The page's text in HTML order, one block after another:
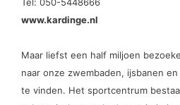
www.kardinge.nl
Maar liefst een half miljoen
naar onze zwembaden, ijsbanen
te vinden. Het sportcentrum